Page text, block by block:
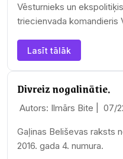
Vēsturnieks un
triecienvada komandieris
Lasīt tālāk
Divreiz nogalinātie.
Autors: Ilmārs Bite | 07/
Gaļinas Beliševas raksts
2016. gada 4. numura.